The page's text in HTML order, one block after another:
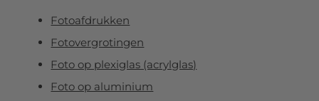
Fotoafdrukken
Fotovergrotingen
Foto op plexiglas (acrylglas)
Foto op aluminium